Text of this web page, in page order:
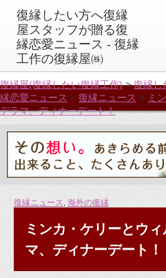
復縁屋(復縁したい復縁工作)>復縁し
縁恋愛ニュース > 復縁ニュース > ミ
デラマ、ディナーデート！
復縁ニュース 海外の復縁
ミンカ・ケリーとウ
マ、ディナーデート！